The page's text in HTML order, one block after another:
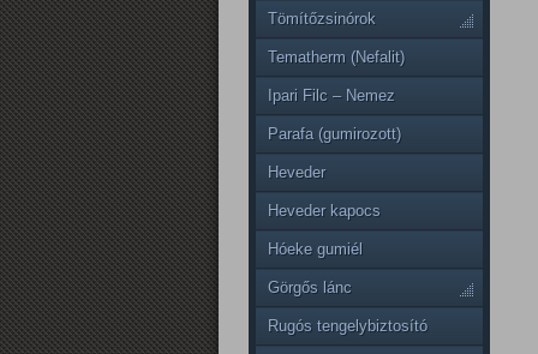
Tömítőzsinórok
Tematherm (Nefalit)
Ipari Filc – Nemez
Parafa (gumirozott)
Heveder
Heveder kapocs
Hóeke gumiél
Görgős lánc
Rugós tengelybiztosító